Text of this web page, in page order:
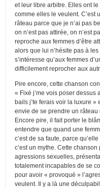
et leur libre arbitre. Elles ont
comme elles le veulent. C’est
râteau parce que je n’ai pas
on n’est pas attirée, on n’est
reproche aux femmes d’être
alors que lui n’hésite pas à
s’intéresse qu’aux femmes
difficilement reprocher aux
Pire encore, cette chanson
« Fixé j’me vois poser dessus
bails j’te ferais voir la luxure »
envie de se prendre un râteau
Encore pire, il fait porter le
entendre que quand une
c’est de sa faute, parce
c’est un mythe. Cette
agressions sexuelles,
totalement incapables de se
pour avoir « provoqué »
veulent. Il y a là une